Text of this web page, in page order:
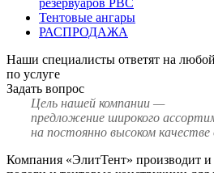
Тентовые ангары
РАСПРОДАЖА
Наши специалисты ответят на
по услуге
Задать вопрос
Цель нашей компании —
предложение широкого
на постоянно высоком
Компания «ЭлитТент» производит и